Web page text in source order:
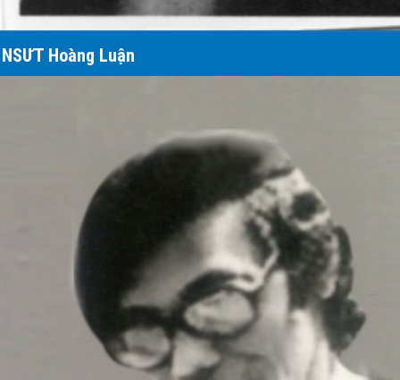
NSƯT Hoàng Luận